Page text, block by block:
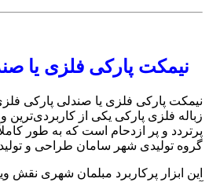
نیمکت پارکی فلزی یا
زباله فلزی پارکی یکی از کاربردی‌ترین
پرتردد و پر ازدحام است که به طور
گروه تولیدی شهر سامان طراحی و
این ابزار پرکاربرد مبلمان شهری